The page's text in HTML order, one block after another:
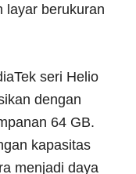
layar berukuran
seri Helio
dengan
64 GB.
kapasitas
menjadi daya